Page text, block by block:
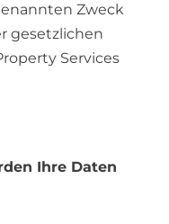
Zweck
gesetzlichen
Services
Ihre Daten